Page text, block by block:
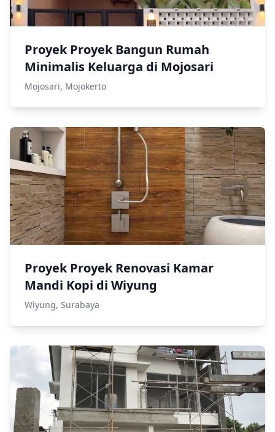
Proyek Proyek Bangun Rumah
Minimalis Keluarga di Mojosari
Mojosari, Mojokerto
Proyek Proyek Renovasi Kamar
Mandi Kopi di Wiyung
Wiyung, Surabaya